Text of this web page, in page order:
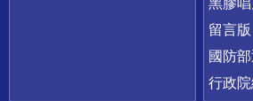
黑膠
留言版
國防
行政